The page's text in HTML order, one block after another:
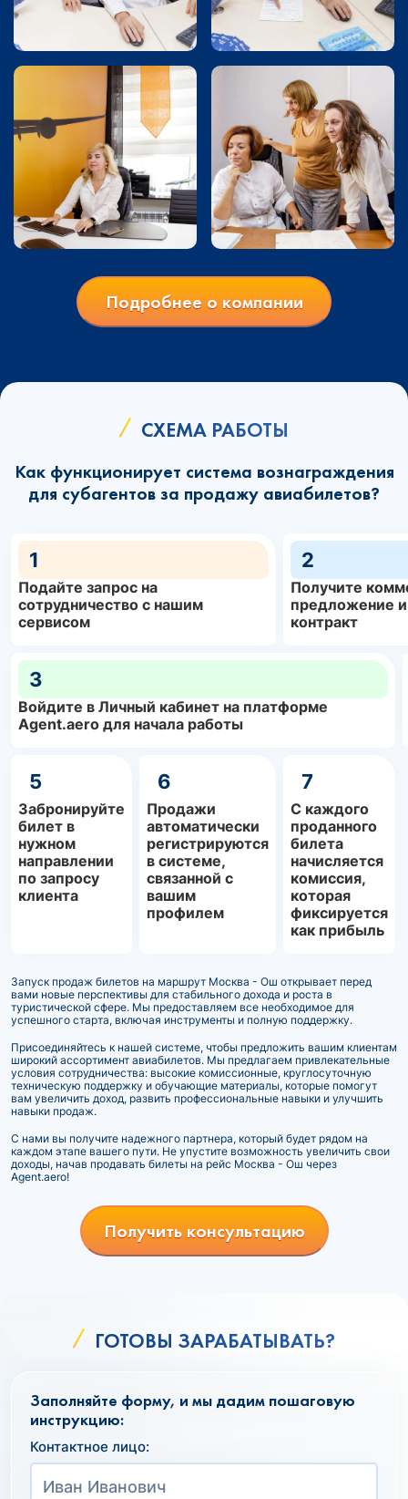
Подробнее о компании
СХЕМА РАБОТЫ
Как функционирует система вознаграждения
для субагентов за продажу авиабилетов?
1
Подайте запрос на
сотрудничество с нашим
сервисом
2
Получите
предложение
контракт
3
Войдите в Личный кабинет на платформе
Agent.aero для начала работы
5
Забронируйте
билет в
нужном
направлении
по запросу
клиента
6
Продажи
автоматически
регистрируются
в системе,
связанной с
вашим
профилем
7
С каждого
проданного
билета
начисляется
комиссия,
которая
фиксируется
как прибыль
Запуск продаж билетов на маршрут Москва - Ош открывает перед
вами новые перспективы для стабильного дохода и роста в
туристической сфере. Мы предоставляем все необходимое для
успешного старта, включая инструменты и полную поддержку.
Присоединяйтесь к нашей системе, чтобы предложить вашим клиентам
широкий ассортимент авиабилетов. Мы предлагаем привлекательные
условия сотрудничества: высокие комиссионные, круглосуточную
техническую поддержку и обучающие материалы, которые помогут
вам увеличить доход, развить профессиональные навыки и улучшить
навыки продаж.
С нами вы получите надежного партнера, который будет рядом на
каждом этапе вашего пути. Не упустите возможность увеличить свои
доходы, начав продавать билеты на рейс Москва - Ош через
Agent.aero!
Получить консультацию
ГОТОВЫ ЗАРАБАТЫВАТЬ?
Заполняйте форму, и мы дадим пошаговую
инструкцию:
Контактное лицо: